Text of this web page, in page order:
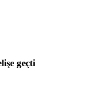
geçti